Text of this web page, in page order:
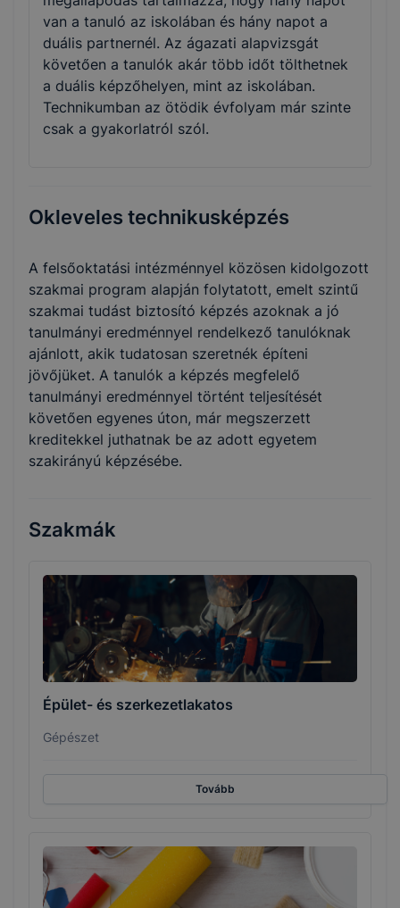
van a tanuló az iskolában és hány napot a
duális partnernél. Az ágazati alapvizsgát
követően a tanulók akár több időt tölthetnek
a duális képzőhelyen, mint az iskolában.
Technikumban az ötödik évfolyam már szinte
csak a gyakorlatról szól.
Okleveles technikusképzés
A felsőoktatási intézménnyel közösen kidolgozott
szakmai program alapján folytatott, emelt szintű
szakmai tudást biztosító képzés azoknak a jó
tanulmányi eredménnyel rendelkező tanulóknak
ajánlott, akik tudatosan szeretnék építeni
jövőjüket. A tanulók a képzés megfelelő
tanulmányi eredménnyel történt teljesítését
követően egyenes úton, már megszerzett
kreditekkel juthatnak be az adott egyetem
szakirányú képzésébe.
Szakmák
Épület- és szerkezetlakatos
Gépészet
Tovább